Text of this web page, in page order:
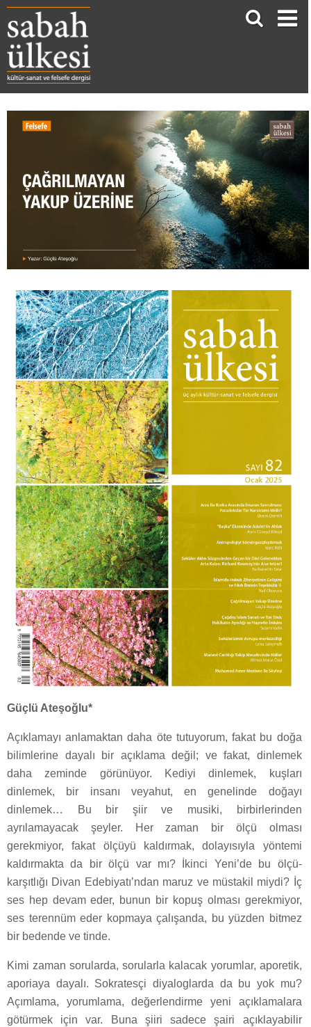
Güçlü Ateşoğlu*
Açıklamayı anlamaktan daha öte tutuyorum, fakat bu doğa
bilimlerine dayalı bir açıklama değil; ve fakat, dinlemek
daha zeminde görünüyor. Kediyi dinlemek, kuşları
dinlemek, bir insanı veyahut, en genelinde doğayı
dinlemek… Bu bir şiir ve musiki, birbirlerinden
ayrılamayacak şeyler. Her zaman bir ölçü olması
gerekmiyor, fakat ölçüyü kaldırmak, dolayısıyla yöntemi
kaldırmakta da bir ölçü var mı? İkinci Yeni’de bu ölçü-
karşıtlığı Divan Edebiyatı’ndan maruz ve müstakil miydi? İç
ses hep devam eder, bunun bir kopuş olması gerekmiyor,
ses terennüm eder kopmaya çalışanda, bu yüzden bitmez
bir bedende ve tinde.
Kimi zaman sorularda, sorularla kalacak yorumlar, aporetik,
aporiaya dayalı. Sokratesçi diyaloglarda da bu yok mu?
Açımlama, yorumlama, değerlendirme yeni açıklamalara
götürmek için var. Buna şiiri sadece şairi açıklayabilir